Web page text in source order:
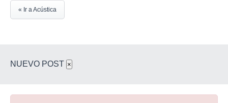
« Ir a Acústica
NUEVO POST ×